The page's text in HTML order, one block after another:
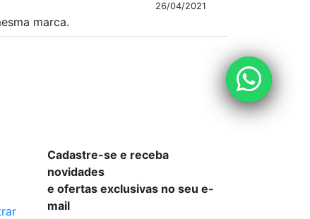
26/04/2021
marca.
Cadastre-se e receba
novidades
e ofertas exclusivas no seu e-
mail